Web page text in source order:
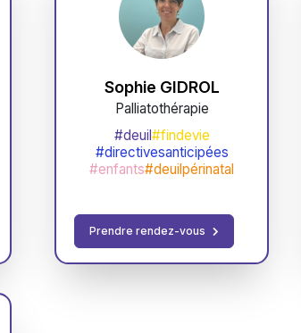
Sophie GIDROL
Palliatothérapie
#deuil#findevie
#directivesanticipées
#enfants#deuilpérinatal
Prendre rendez-vous